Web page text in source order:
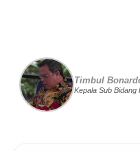
Timbul
Kepala Sub Bidang